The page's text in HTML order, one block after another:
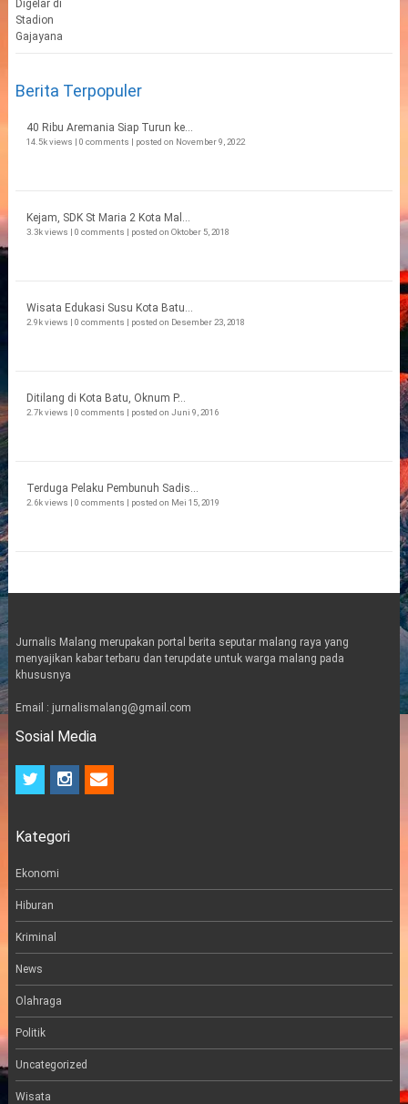
Berita Terpopuler
40 Ribu Aremania Siap Turun ke...
14.5k views | 0 comments | posted on November 9, 2022
Kejam, SDK St Maria 2 Kota Mal...
3.3k views | 0 comments | posted on Oktober 5, 2018
Wisata Edukasi Susu Kota Batu...
2.9k views | 0 comments | posted on Desember 23, 2018
Ditilang di Kota Batu, Oknum P...
2.7k views | 0 comments | posted on Juni 9, 2016
Terduga Pelaku Pembunuh Sadis...
2.6k views | 0 comments | posted on Mei 15, 2019
Jurnalis Malang merupakan portal berita seputar malang raya yang
menyajikan kabar terbaru dan terupdate untuk warga malang pada
khususnya
Email : jurnalismalang@gmail.com
Sosial Media
t
t
r
i
n
a
e
m
Kategori
Ekonomi
Hiburan
Kriminal
News
Olahraga
Politik
Uncategorized
Wisata